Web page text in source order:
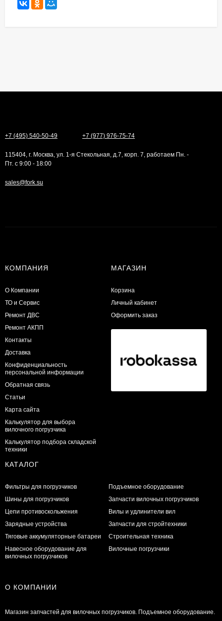
+7 (495) 540-50-49 +7 (977) 976-75-74
115404, г. Москва, ул. 1-я Стекольная, д.7, корп. 7, работаем Пн. -
Пт. с 9:00 - 18:00
sales@fork.su
КОМПАНИЯ
О Компании
ТО и Сервис
​Ремонт ДВС
Ремонт АКПП
Контакты
Доставка
Конфиденциальность
персональной информации
Обратная связь
Статьи
Карта сайта
Калькулятор для выбора
вилочного погрузчика
Калькулятор подбора складской
техники
МАГАЗИН
Корзина
Личный кабинет
Оформить заказ
КАТАЛОГ
Фильтры для погрузчиков
Шины для погрузчиков
Цепи противоскольжения
Зарядные устройства
Тяговые аккумуляторные батареи
Навесное оборудование для
вилочных погрузчиков
Подъемное оборудование
Запчасти вилочных погрузчиков
Вилы и удлинители вил
Запчасти для стройтехники
Строительная техника
Вилочные погрузчики
О КОМПАНИИ
Магазин запчастей для вилочных погрузчиков. Подъемное оборудование.